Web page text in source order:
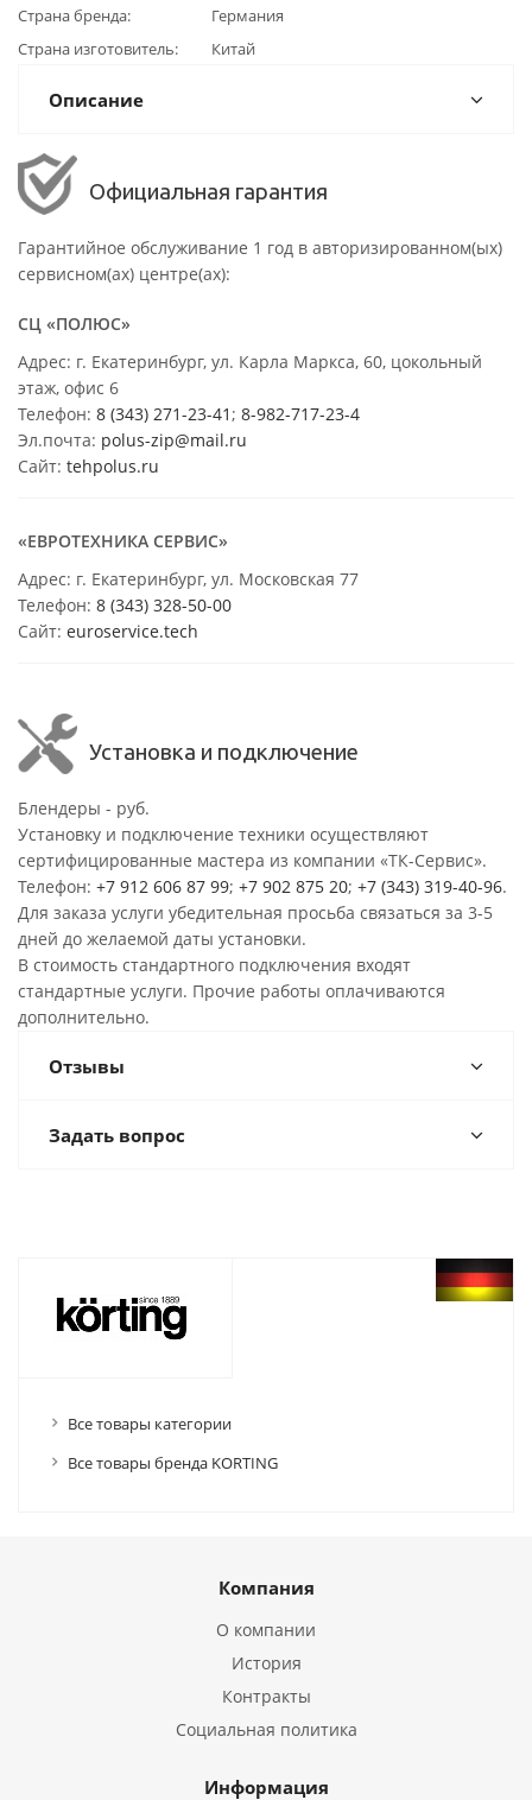
Страна бренда
Германия
Страна изготовитель
Китай
Описание
Официальная гарантия
Гарантийное обслуживание 1 год в авторизированном(ых)
сервисном(ах) центре(ах):
СЦ «ПОЛЮС»
Адрес: г. Екатеринбург, ул. Карла Маркса, 60, цокольный
этаж, офис 6
Телефон: 8 (343) 271-23-41 ; 8-982-717-23-4
Эл.почта: polus-zip@mail.ru
Сайт: tehpolus.ru
«ЕВРОТЕХНИКА СЕРВИС»
Адрес: г. Екатеринбург, ул. Московская 77
Телефон: 8 (343) 328-50-00
Сайт: euroservice.tech
Установка и подключение
Блендеры - руб.
Установку и подключение техники осуществляют
сертифицированные мастера из компании «ТК-Сервис».
Телефон: +7 912 606 87 99; +7 902 875 20; +7 (343) 319-40-96.
Для заказа услуги убедительная просьба связаться за 3-5
дней до желаемой даты установки.
В стоимость стандартного подключения входят
стандартные услуги. Прочие работы оплачиваются
дополнительно.
Отзывы
Задать вопрос
Все товары категории
Все товары бренда KORTING
Компания
О компании
История
Контракты
Социальная политика
Информация